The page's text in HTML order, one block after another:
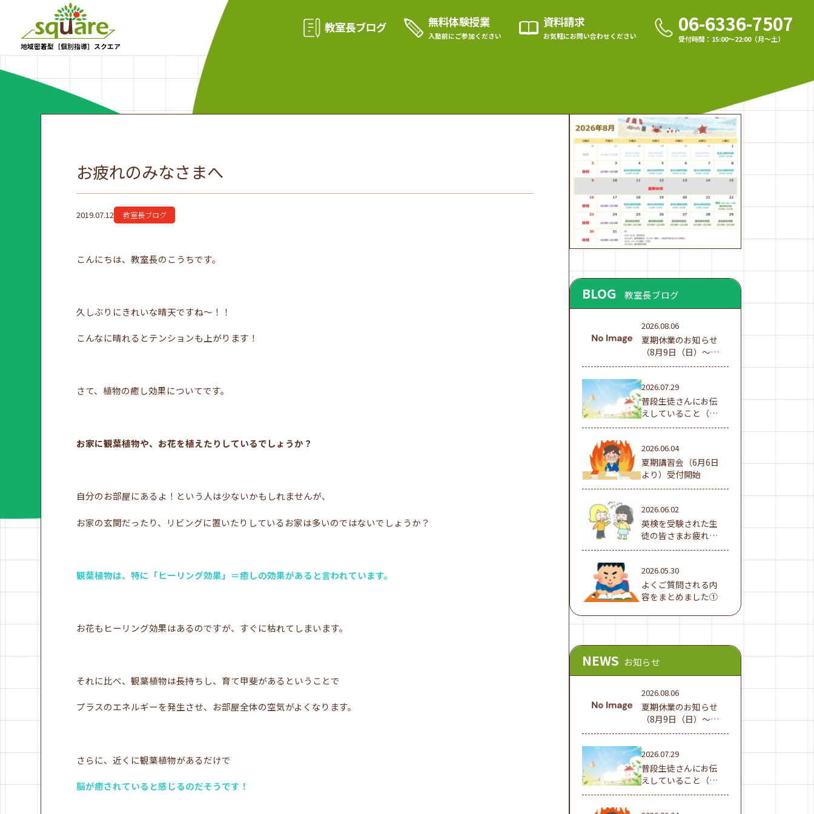
地域密着型［個別指導］スクエア
教室長ブログ 無料体験授業
入塾前にご参加ください
資料請求
お気軽にお問い合わせください 06-6336-7507
受付時間：15:00〜22:00（月〜土）
お疲れのみなさまへ
2019.07.12 教室長ブログ
こんにちは、教室長のこうちです。
久しぶりにきれいな晴天ですね～！！
こんなに晴れるとテンションも上がります！
さて、植物の癒し効果についてです。
お家に観葉植物や、お花を植えたりしているでしょうか？
自分のお部屋にあるよ！という人は少ないかもしれませんが、
お家の玄関だったり、リビングに置いたりしているお家は多いのではないでしょうか？
観葉植物は、特に「ヒーリング効果」＝癒しの効果があると言われています。
お花もヒーリング効果はあるのですが、すぐに枯れてしまいます。
それに比べ、観葉植物は長持ちし、育て甲斐があるということで
プラスのエネルギーを発生させ、お部屋全体の空気がよくなります。
さらに、近くに観葉植物があるだけで
脳が癒されていると感じるのだそうです！
BLOG 教室長ブログ
2026.08.06
夏期休業のお知らせ
（8月9日（日）～16
日（日））
2026.07.29
普段生徒さんにお伝
えしていること（夏
休み編①）
2026.06.04
夏期講習会（6月6日
より）受付開始
2026.06.02
英検を受験された生
徒の皆さまお疲れ様
でした！
2026.05.30
よくご質問される内
容をまとめました①
NEWS お知らせ
2026.08.06
夏期休業のお知らせ
（8月9日（日）～16
日（日））
2026.07.29
普段生徒さんにお伝
えしていること（夏
休み編①）